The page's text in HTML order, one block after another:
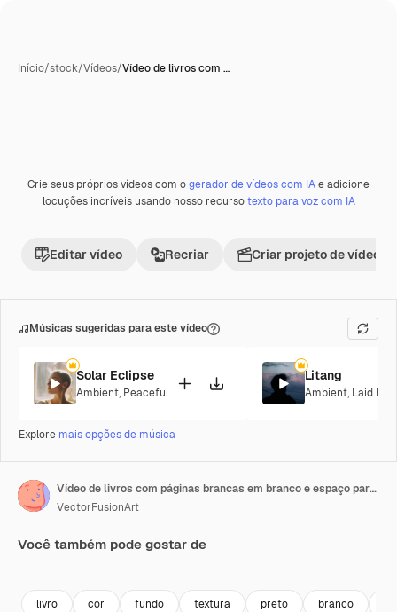
Início/stock/Vídeos/Vídeo de livros com …
PremiumGerada com IA
Crie seus próprios vídeos com ogerador de vídeos com IAe adicione
locuções incríveis usando nosso recursotexto para voz com IA
Editar vídeo Recriar Criar projeto de vídeo
Músicas sugeridas para este vídeo
Solar Eclipse
Ambient, Peaceful
Litang
Ambient, Laid
Explore mais opções de música
Vídeo de livros com páginas brancas em branco e espaço para texto em fundo preto
VectorFusionArt
Você também pode gostar de
livro cor fundo textura preto branco